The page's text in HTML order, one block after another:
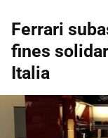
Ferrari
fines
Italia